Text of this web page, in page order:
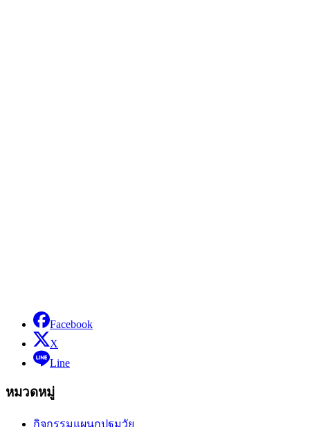
Facebook
X
Line
หมวดหมู่
กิจกรรมแผนกปฐมวัย